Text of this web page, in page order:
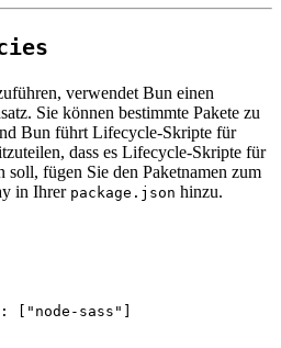
verwendet Bun einen
Sie können bestimmte Pakete zu
Bun führt Lifecycle-Skripte für
dass es Lifecycle-Skripte für
soll, fügen Sie den Paketnamen zum
in Ihrer package.json hinzu.
: [ "node-sass"